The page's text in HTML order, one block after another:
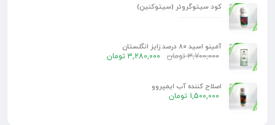
کود سیتوگروئر (سیتوکنین)
آمینو اسید 80 درصد زایز انگلستان
3,700,000 تومان 3,280,000 تومان
اصلاح کننده آب ایمپروو
1,500,000 تومان